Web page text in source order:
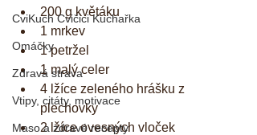
CviKuch Cvičici Kuchařka
Omáčky
Zdravá strava
Vtipy, citáty, motivace
Maso a zdravé recepty
200 g květáku
1 mrkev
1 petržel
1 malý celer
4 lžíce zeleného hrášku z
plechovky
2 lžíce ovesných vloček